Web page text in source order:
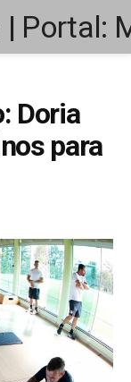
Doria
para